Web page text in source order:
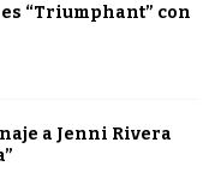
“Triumphant” con
a Jenni Rivera